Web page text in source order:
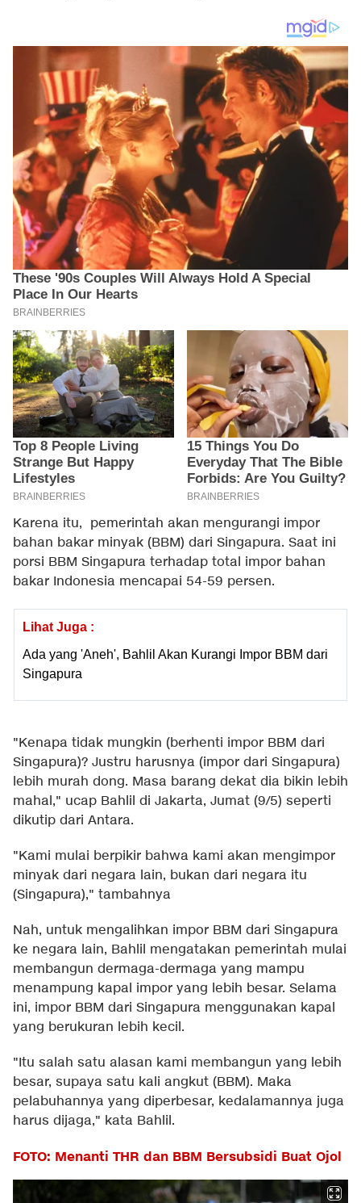
Karena itu, pemerintah akan mengurangi impor
bahan bakar minyak (BBM) dari Singapura. Saat ini
porsi BBM Singapura terhadap total impor bahan
bakar Indonesia mencapai 54-59 persen.
Lihat Juga :
Ada yang 'Aneh', Bahlil Akan Kurangi Impor BBM dari
Singapura
"Kenapa tidak mungkin (berhenti impor BBM dari
Singapura)? Justru harusnya (impor dari Singapura)
lebih murah dong. Masa barang dekat dia bikin lebih
mahal," ucap Bahlil di Jakarta, Jumat (9/5) seperti
dikutip dari Antara.
"Kami mulai berpikir bahwa kami akan mengimpor
minyak dari negara lain, bukan dari negara itu
(Singapura)," tambahnya
Nah, untuk mengalihkan impor BBM dari Singapura
ke negara lain, Bahlil mengatakan pemerintah mulai
membangun dermaga-dermaga yang mampu
menampung kapal impor yang lebih besar. Selama
ini, impor BBM dari Singapura menggunakan kapal
yang berukuran lebih kecil.
"Itu salah satu alasan kami membangun yang lebih
besar, supaya satu kali angkut (BBM). Maka
pelabuhannya yang diperbesar, kedalamannya juga
harus dijaga," kata Bahlil.
FOTO: Menanti THR dan BBM Bersubsidi Buat Ojol